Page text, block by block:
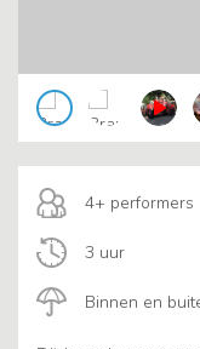
4+ performers
Binnen en
3 uur